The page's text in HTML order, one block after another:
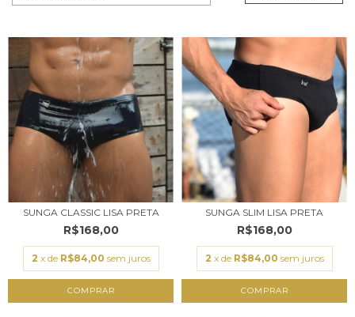
SUNGA CLASSIC LISA PRETA
R$168,00
2 x de R$84,00 sem juros
COMPRAR
SUNGA SLIM LISA PRETA
R$168,00
2 x de R$84,00 sem juros
COMPRAR